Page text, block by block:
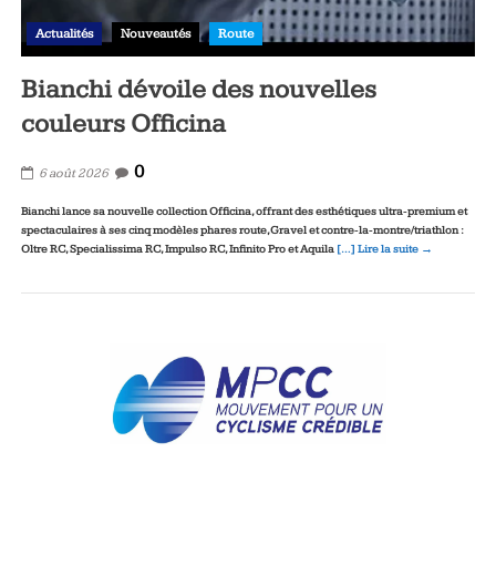
Actualités Nouveautés Route
Bianchi dévoile des nouvelles
couleurs Officina
6 août 2026 0
Bianchi lance sa nouvelle collection Officina, offrant des esthétiques ultra‑premium et
spectaculaires à ses cinq modèles phares route, Gravel et contre‑la‑montre/triathlon :
Oltre RC, Specialissima RC, Impulso RC, Infinito Pro et Aquila […] Lire la suite →